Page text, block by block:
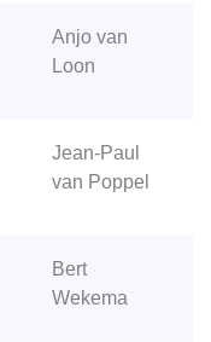
Anjo van
Loon
Jean-Paul
van Poppel
Bert
Wekema